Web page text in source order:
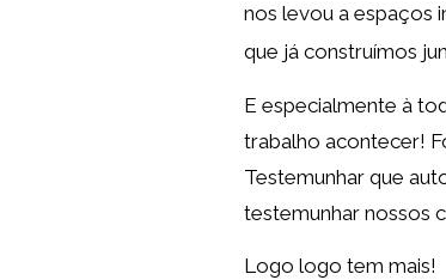
nos levou a espaços
que já construímos
E especialmente à
trabalho acontecer!
Testemunhar que
testemunhar nossos
Logo logo tem mais!